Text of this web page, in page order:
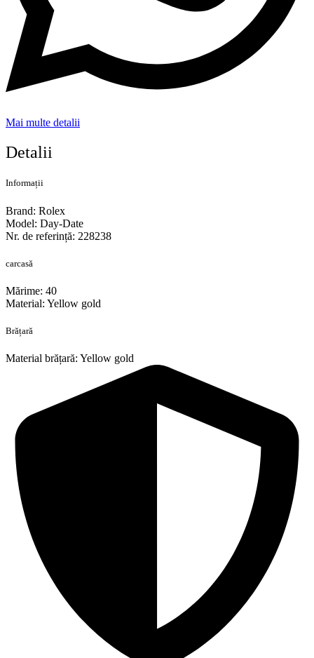
Mai multe detalii
Detalii
Informații
Brand: Rolex
Model: Day-Date
Nr. de referință: 228238
carcasă
Mărime: 40
Material: Yellow gold
Brățară
Material brățară: Yellow gold